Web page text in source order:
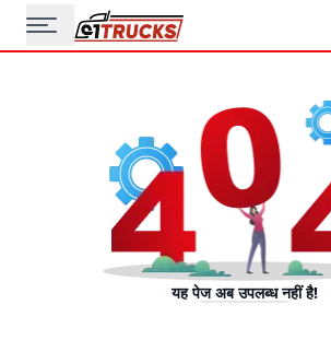
यह पेज अब उपलब्ध नहीं है!